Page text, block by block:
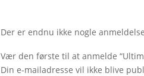
Der er endnu ikke nogle
Vær den første til at anmelde
Din e-mailadresse vil ikke blive